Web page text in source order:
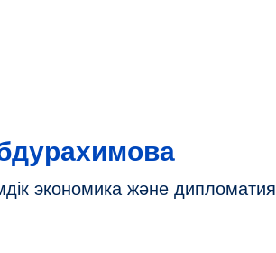
экономика және дипломатия